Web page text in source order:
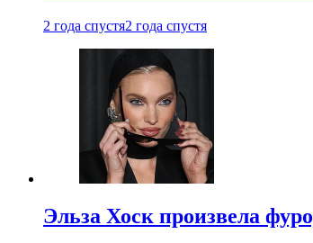
2 года спустя2 года спустя
Эльза Хоск произвела